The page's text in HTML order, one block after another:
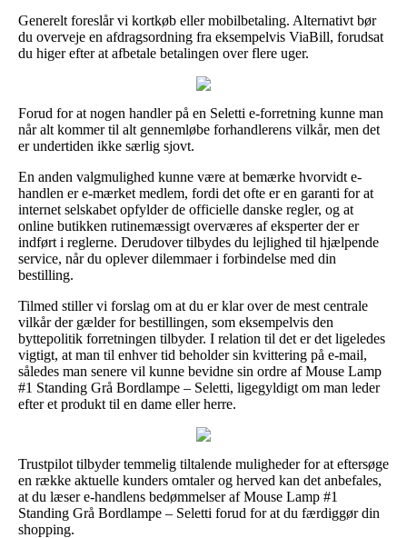
Generelt foreslår vi kortkøb eller mobilbetaling. Alternativt bør
du overveje en afdragsordning fra eksempelvis ViaBill, forudsat
du higer efter at afbetale betalingen over flere uger.
Forud for at nogen handler på en Seletti e-forretning kunne man
når alt kommer til alt gennemløbe forhandlerens vilkår, men det
er undertiden ikke særlig sjovt.
En anden valgmulighed kunne være at bemærke hvorvidt e-
handlen er e-mærket medlem, fordi det ofte er en garanti for at
internet selskabet opfylder de officielle danske regler, og at
online butikken rutinemæssigt overværes af eksperter der er
indført i reglerne. Derudover tilbydes du lejlighed til hjælpende
service, når du oplever dilemmaer i forbindelse med din
bestilling.
Tilmed stiller vi forslag om at du er klar over de mest centrale
vilkår der gælder for bestillingen, som eksempelvis den
byttepolitik forretningen tilbyder. I relation til det er det ligeledes
vigtigt, at man til enhver tid beholder sin kvittering på e-mail,
således man senere vil kunne bevidne sin ordre af Mouse Lamp
#1 Standing Grå Bordlampe – Seletti, ligegyldigt om man leder
efter et produkt til en dame eller herre.
Trustpilot tilbyder temmelig tiltalende muligheder for at eftersøge
en række aktuelle kunders omtaler og herved kan det anbefales,
at du læser e-handlens bedømmelser af Mouse Lamp #1
Standing Grå Bordlampe – Seletti forud for at du færdiggør din
shopping.